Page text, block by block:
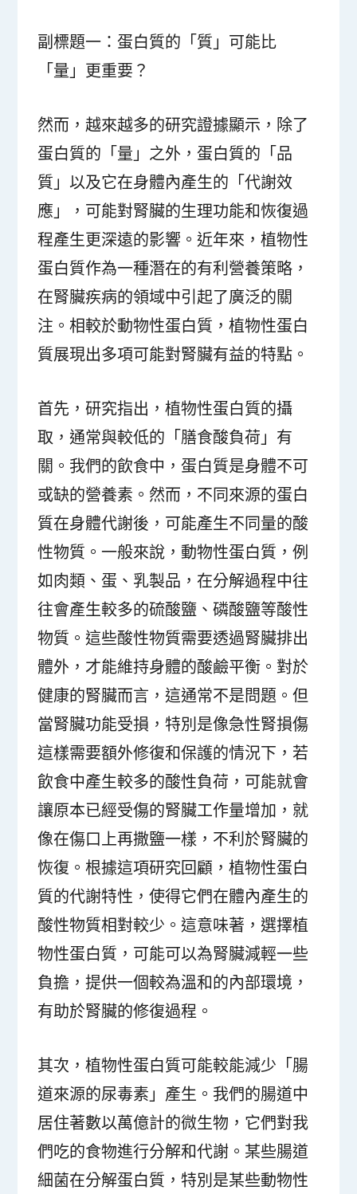
副標題一：蛋白質的「質」可能比
「量」更重要？
然而，越來越多的研究證據顯示，除了
蛋白質的「量」之外，蛋白質的「品
質」以及它在身體內產生的「代謝效
應」，可能對腎臟的生理功能和恢復過
程產生更深遠的影響。近年來，植物性
蛋白質作為一種潛在的有利營養策略，
在腎臟疾病的領域中引起了廣泛的關
注。相較於動物性蛋白質，植物性蛋白
質展現出多項可能對腎臟有益的特點。
首先，研究指出，植物性蛋白質的攝
取，通常與較低的「膳食酸負荷」有
關。我們的飲食中，蛋白質是身體不可
或缺的營養素。然而，不同來源的蛋白
質在身體代謝後，可能產生不同量的酸
性物質。一般來說，動物性蛋白質，例
如肉類、蛋、乳製品，在分解過程中往
往會產生較多的硫酸鹽、磷酸鹽等酸性
物質。這些酸性物質需要透過腎臟排出
體外，才能維持身體的酸鹼平衡。對於
健康的腎臟而言，這通常不是問題。但
當腎臟功能受損，特別是像急性腎損傷
這樣需要額外修復和保護的情況下，若
飲食中產生較多的酸性負荷，可能就會
讓原本已經受傷的腎臟工作量增加，就
像在傷口上再撒鹽一樣，不利於腎臟的
恢復。根據這項研究回顧，植物性蛋白
質的代謝特性，使得它們在體內產生的
酸性物質相對較少。這意味著，選擇植
物性蛋白質，可能可以為腎臟減輕一些
負擔，提供一個較為溫和的內部環境，
有助於腎臟的修復過程。
其次，植物性蛋白質可能較能減少「腸
道來源的尿毒素」產生。我們的腸道中
居住著數以萬億計的微生物，它們對我
們吃的食物進行分解和代謝。某些腸道
細菌在分解蛋白質，特別是某些動物性